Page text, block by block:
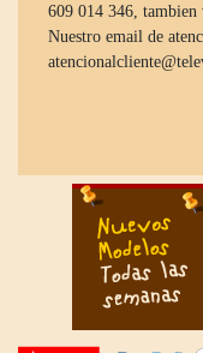
609 014 346, tambien
Nuestro email de